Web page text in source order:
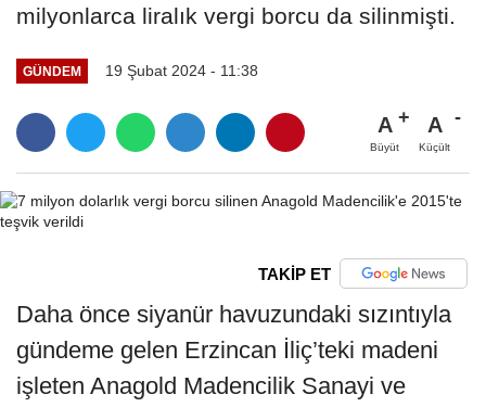
milyonlarca liralık vergi borcu da silinmişti.
GÜNDEM 19 Şubat 2024 - 11:38
A
Büyüt
A
Küçült
TAKİP ET
Daha önce siyanür havuzundaki sızıntıyla
gündeme gelen Erzincan İliç’teki madeni
işleten Anagold Madencilik Sanayi ve